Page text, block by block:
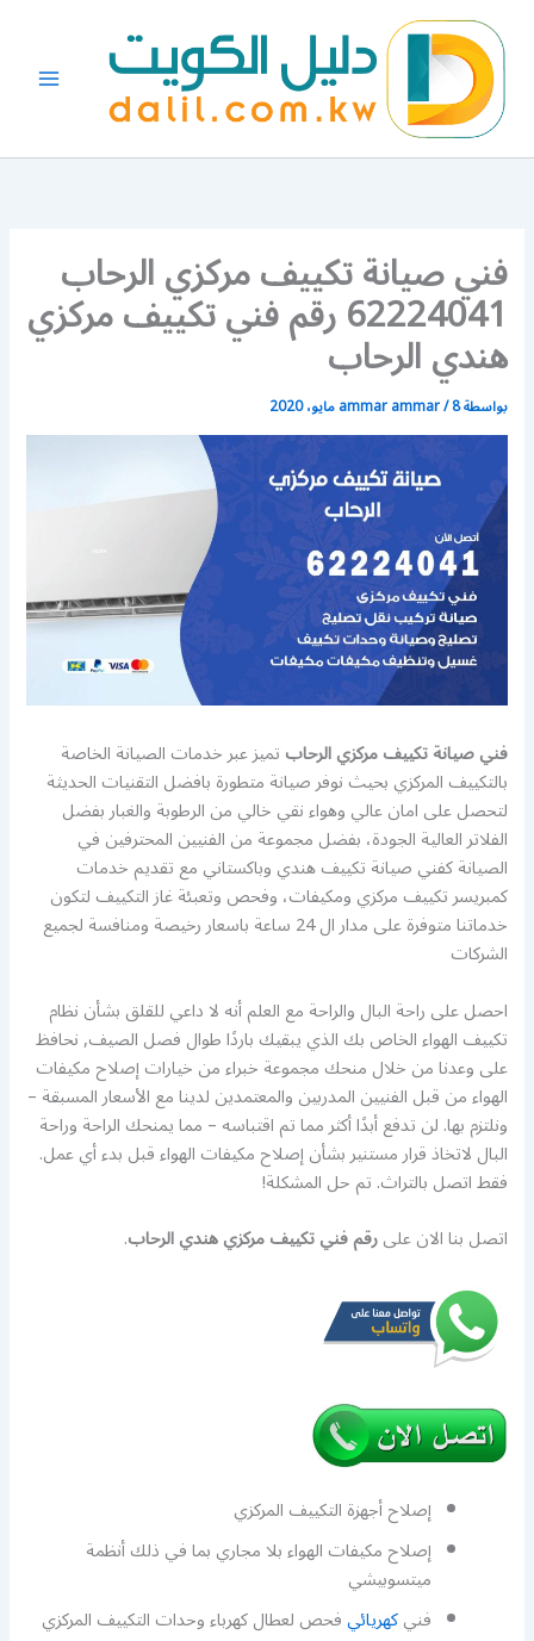
المحتوى
فني صيانة تكييف مركزي الرحاب
62224041 رقم فني تكييف مركزي
هندي الرحاب
بواسطة ammar ammar/8 مايو، 2020
فني صيانة تكييف مركزي الرحابتميز عبر خدمات الصيانة الخاصة
بالتكييف المركزي بحيث نوفر صيانة متطورة بافضل التقنيات الحديثة
لتحصل على امان عالي وهواء نقي خالي من الرطوبة والغبار بفضل
الفلاتر العالية الجودة، بفضل مجموعة من الفنيين المحترفين في
الصيانة كفني صيانة تكييف هندي وباكستاني مع تقديم خدمات
كمبريسر تكييف مركزي ومكيفات، وفحص وتعبئة غاز التكييف لتكون
خدماتنا متوفرة على مدار ال 24 ساعة باسعار رخيصة ومنافسة لجميع
الشركات
احصل على راحة البال والراحة مع العلم أنه لا داعي للقلق بشأن نظام
تكييف الهواء الخاص بك الذي يبقيك باردًا طوال فصل الصيف, نحافظ
على وعدنا من خلال منحك مجموعة خبراء من خيارات إصلاح مكيفات
الهواء من قبل الفنيين المدربين والمعتمدين لدينا مع الأسعار المسبقة –
ونلتزم بها. لن تدفع أبدًا أكثر مما تم اقتباسه – مما يمنحك الراحة وراحة
البال لاتخاذ قرار مستنير بشأن إصلاح مكيفات الهواء قبل بدء أي عمل.
فقط اتصل بالتراث. تم حل المشكلة!
اتصل بنا الان علىرقم فني تكييف مركزي هندي الرحاب.
إصلاح أجهزة التكييف المركزي
إصلاح مكيفات الهواء بلا مجاري بما في ذلك أنظمة
ميتسوبيشي
فنيكهريائيفحص لعطال كهرباء وحدات التكييف المركزي